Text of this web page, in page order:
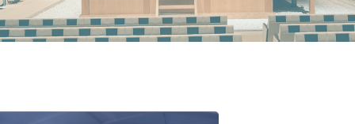
採用情報
企業情報